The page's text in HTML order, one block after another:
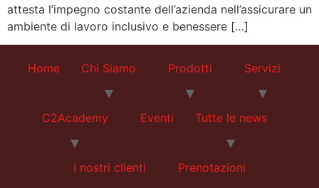
attesta l’impegno costante dell’azienda nell’assicurare un
ambiente di lavoro inclusivo e benessere […]
Home Chi Siamo Prodotti Servizi
C2Academy Eventi Tutte le news
I nostri clienti Prenotazioni